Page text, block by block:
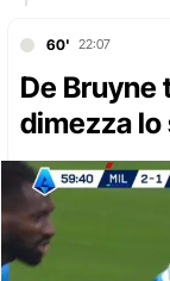
60' 22:07
De Bruyne
dimezza lo